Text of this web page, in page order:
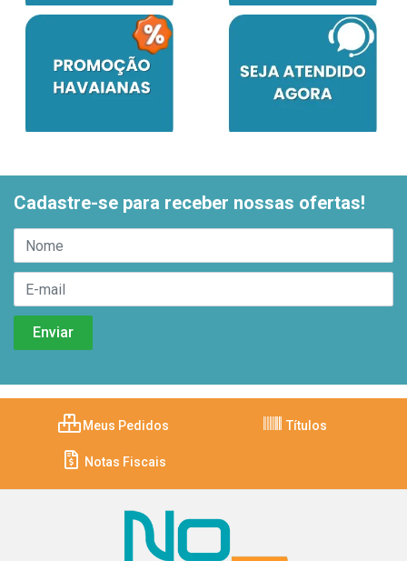
Cadastre-se para receber nossas ofertas!
Meus Pedidos Títulos
Notas Fiscais